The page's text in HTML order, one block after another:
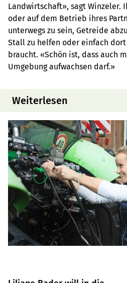
Landwirtschaft», sagt Winzeler.
oder auf dem Betrieb ihres
unterwegs zu sein, Getreide
Stall zu helfen oder einfach dort
braucht. «Schön ist, dass auch
Umgebung aufwachsen darf.»
Weiterlesen